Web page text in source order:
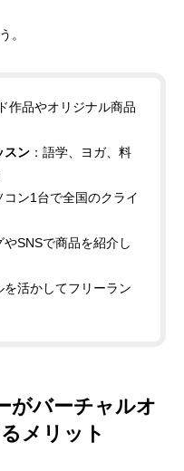
。
作品やオリジナル商品
スン：語学、ヨガ、料
コン1台で全国のクライ
やSNSで商品を紹介し
を活かしてフリーラン
がバーチャルオ
メリット